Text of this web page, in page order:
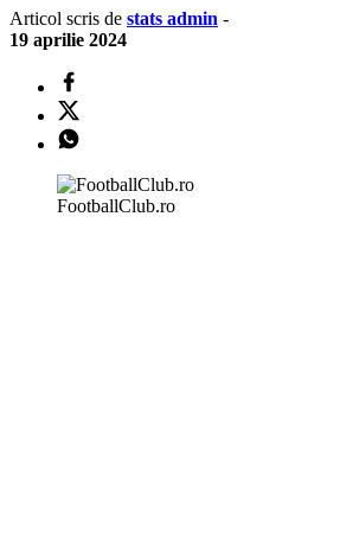
Articol scris de stats admin -
19 aprilie 2024
FootballClub.ro